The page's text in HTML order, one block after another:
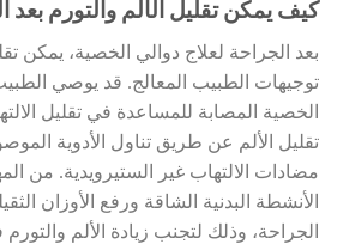
كيف يمكن تقليل الألم والتورم بعد
بعد الجراحة لعلاج دوالي الخصية، يمكن
توجيهات الطبيب المعالج. قد يوصي
الخصية المصابة للمساعدة في تقليل
تقليل الألم عن طريق تناول الأدوية
مضادات الالتهاب غير الستيرويدية. من
الأنشطة البدنية الشاقة ورفع الأوزان
الجراحة، وذلك لتجنب زيادة الألم